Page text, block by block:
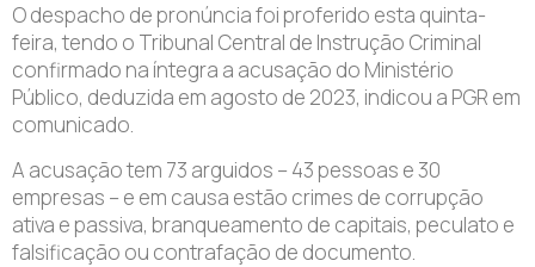
O despacho de pronúncia foi proferido esta quinta-
feira, tendo o Tribunal Central de Instrução Criminal
confirmado na íntegra a acusação do Ministério
Público, deduzida em agosto de 2023, indicou a PGR em
comunicado.
A acusação tem 73 arguidos – 43 pessoas e 30
empresas – e em causa estão crimes de corrupção
ativa e passiva, branqueamento de capitais, peculato e
falsificação ou contrafação de documento.